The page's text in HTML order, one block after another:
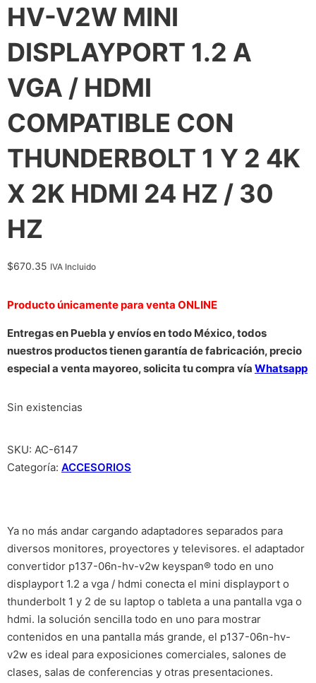
HV-V2W MINI
DISPLAYPORT 1.2 A
VGA / HDMI
COMPATIBLE CON
THUNDERBOLT 1 Y 2 4K
X 2K HDMI 24 HZ / 30
HZ
$670.35 IVA Incluido
Producto únicamente para venta ONLINE
Entregas en Puebla y envíos en todo México, todos
nuestros productos tienen garantía de fabricación, precio
especial a venta mayoreo, solicita tu compra vía Whatsapp
Sin existencias
SKU: AC-6147
Categoría: ACCESORIOS
Ya no más andar cargando adaptadores separados para
diversos monitores, proyectores y televisores. el adaptador
convertidor p137-06n-hv-v2w keyspan® todo en uno
displayport 1.2 a vga / hdmi conecta el mini displayport o
thunderbolt 1 y 2 de su laptop o tableta a una pantalla vga o
hdmi. la solución sencilla todo en uno para mostrar
contenidos en una pantalla más grande, el p137-06n-hv-
v2w es ideal para exposiciones comerciales, salones de
clases, salas de conferencias y otras presentaciones.